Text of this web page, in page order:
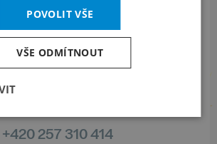
o stavu objednávek
+420 461 049 232
+420 257 310 414
POVOLIT VŠE
VŠE ODMÍTNOUT